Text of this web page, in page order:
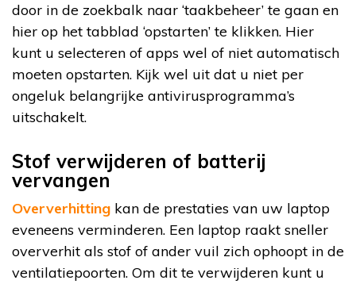
door in de zoekbalk naar ‘taakbeheer’ te gaan en
hier op het tabblad ‘opstarten’ te klikken. Hier
kunt u selecteren of apps wel of niet automatisch
moeten opstarten. Kijk wel uit dat u niet per
ongeluk belangrijke antivirusprogramma’s
uitschakelt.
Stof verwijderen of batterij
vervangen
Oververhitting kan de prestaties van uw laptop
eveneens verminderen. Een laptop raakt sneller
oververhit als stof of ander vuil zich ophoopt in de
ventilatiepoorten. Om dit te verwijderen kunt u